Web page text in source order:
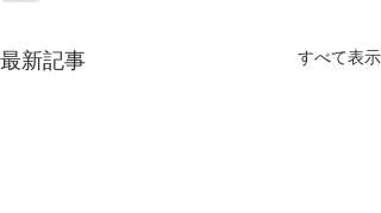
最新記事 すべて表示